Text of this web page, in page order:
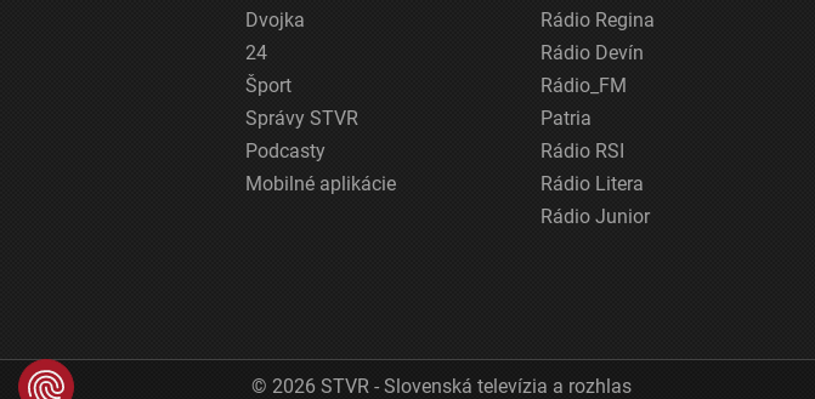
Dvojka
24
Šport
Správy STVR
Podcasty
Mobilné aplikácie
Rádio Regina
Rádio Devín
Rádio_FM
Patria
Rádio RSI
Rádio Litera
Rádio Junior
© 2026 STVR - Slovenská televízia a rozhlas